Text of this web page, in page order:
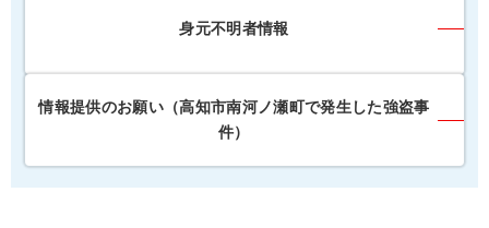
身元不明者情報
情報提供のお願い（高知市南河ノ瀬町で発生した強盗事
件）